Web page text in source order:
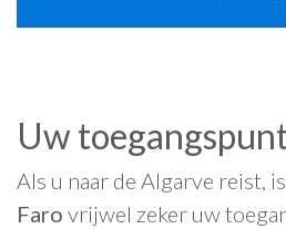
Uw
Als u naar de Algarve reist,
Faro vrijwel zeker uw